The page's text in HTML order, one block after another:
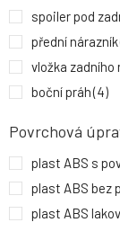
spoiler pod
přední nárazník
vložka zadního
boční práh(4)
Povrchová
plast ABS s
plast ABS bez
plast ABS